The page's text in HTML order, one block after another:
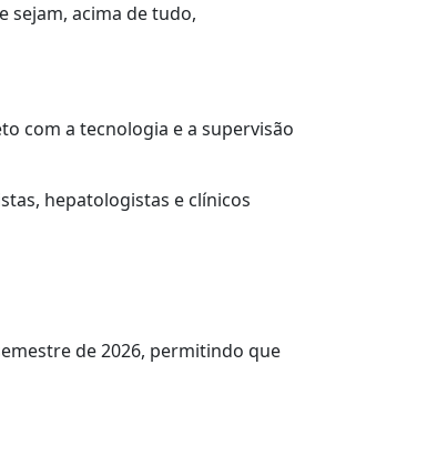
sejam, acima de tudo,
com a tecnologia e a supervisão
hepatologistas e clínicos
de 2026, permitindo que